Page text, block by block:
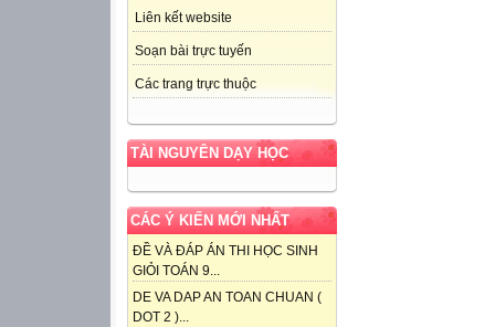
Liên kết website
Soạn bài trực tuyến
Các trang trực thuộc
TÀI NGUYÊN DẠY HỌC
CÁC Ý KIẾN MỚI NHẤT
ĐỀ VÀ ĐÁP ÁN THI HỌC SINH
GIỎI TOÁN 9...
DE VA DAP AN TOAN CHUAN (
DOT 2 )...